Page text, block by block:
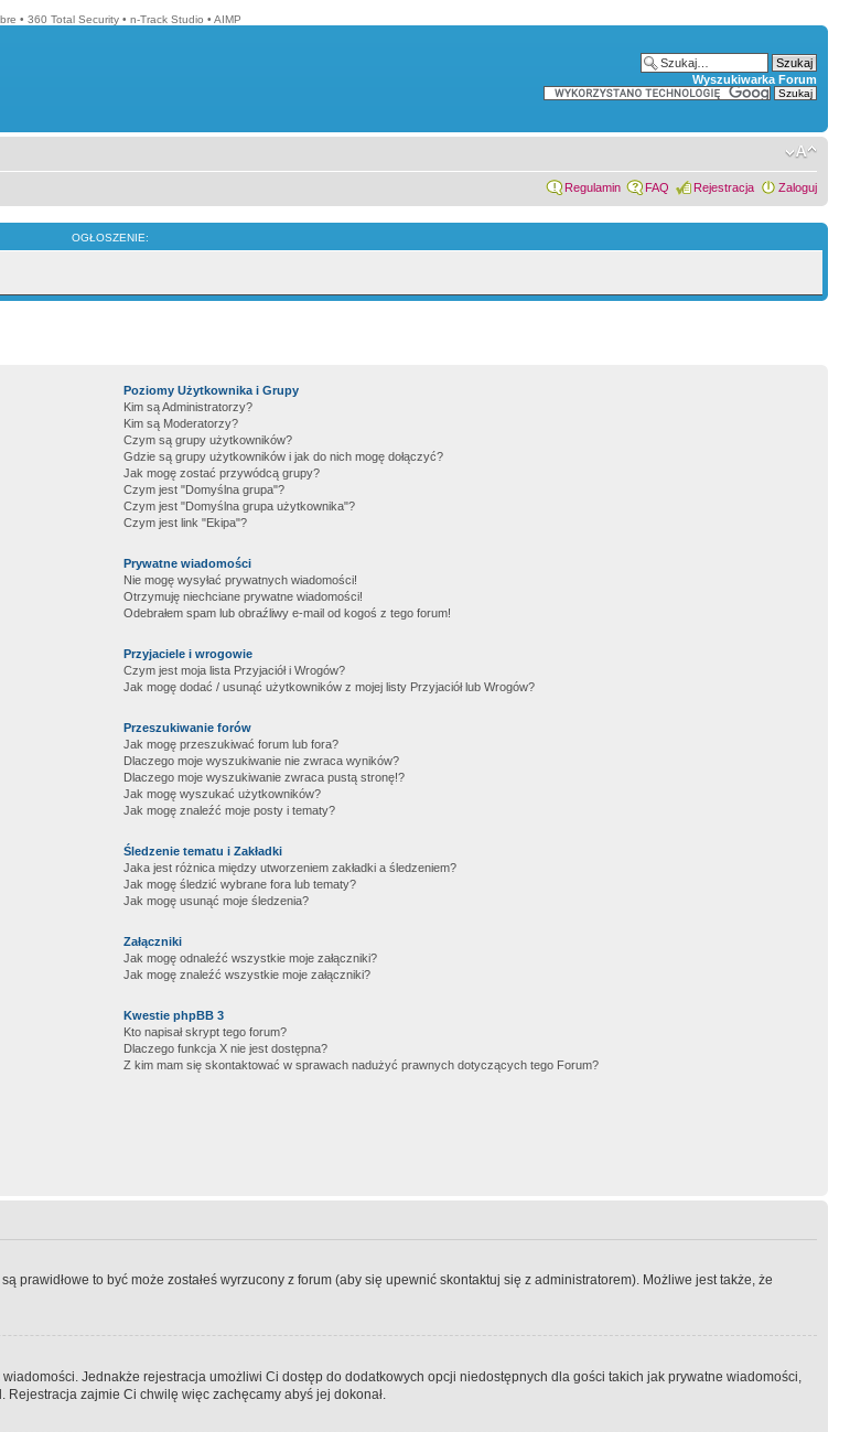
• 360 Total Security • n-Track Studio • AIMP
Wyszukiwarka Forum
Regulamin FAQ Rejestracja Zaloguj
OGŁOSZENIE:
Poziomy Użytkownika i Grupy
Kim są Administratorzy?
Kim są Moderatorzy?
Czym są grupy użytkowników?
Gdzie są grupy użytkowników i jak do nich mogę dołączyć?
Jak mogę zostać przywódcą grupy?
Czym jest "Domyślna grupa"?
Czym jest "Domyślna grupa użytkownika"?
Czym jest link "Ekipa"?
Prywatne wiadomości
Nie mogę wysyłać prywatnych wiadomości!
Otrzymuję niechciane prywatne wiadomości!
Odebrałem spam lub obraźliwy e-mail od kogoś z tego forum!
Przyjaciele i wrogowie
Czym jest moja lista Przyjaciół i Wrogów?
Jak mogę dodać / usunąć użytkowników z mojej listy Przyjaciół lub Wrogów?
Przeszukiwanie forów
Jak mogę przeszukiwać forum lub fora?
Dlaczego moje wyszukiwanie nie zwraca wyników?
Dlaczego moje wyszukiwanie zwraca pustą stronę!?
Jak mogę wyszukać użytkowników?
Jak mogę znaleźć moje posty i tematy?
Śledzenie tematu i Zakładki
Jaka jest różnica między utworzeniem zakładki a śledzeniem?
Jak mogę śledzić wybrane fora lub tematy?
Jak mogę usunąć moje śledzenia?
Załączniki
Jak mogę odnaleźć wszystkie moje załączniki?
Jak mogę znaleźć wszystkie moje załączniki?
Kwestie phpBB 3
Kto napisał skrypt tego forum?
Dlaczego funkcja X nie jest dostępna?
Z kim mam się skontaktować w sprawach nadużyć prawnych dotyczących tego Forum?
prawidłowe to być może zostałeś wyrzucony z forum (aby się upewnić skontaktuj się z administratorem). Możliwe jest także, że
Jednakże rejestracja umożliwi Ci dostęp do dodatkowych opcji niedostępnych dla gości takich jak prywatne wiadomości,
zajmie Ci chwilę więc zachęcamy abyś jej dokonał.